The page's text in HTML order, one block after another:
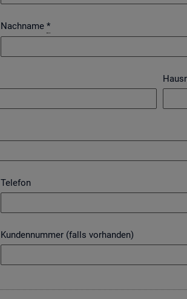
Nachname *
Telefon
Kundennummer (falls vorhanden)